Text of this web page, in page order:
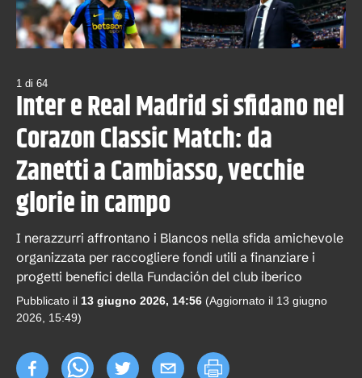
1 di 64
Inter e Real Madrid si sfidano nel
Corazon Classic Match: da
Zanetti a Cambiasso, vecchie
glorie in campo
I nerazzurri affrontano i Blancos nella sfida amichevole
organizzata per raccogliere fondi utili a finanziare i
progetti benefici della Fundación del club iberico
Pubblicato il 13 giugno 2026, 14:56 (Aggiornato il 13 giugno
2026, 15:49)